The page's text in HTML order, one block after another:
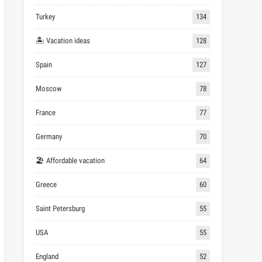
Turkey 134
🏝 Vacation ideas 128
Spain 127
Moscow 78
France 77
Germany 70
🏖 Affordable vacation 64
Greece 60
Saint Petersburg 55
USA 55
England 52